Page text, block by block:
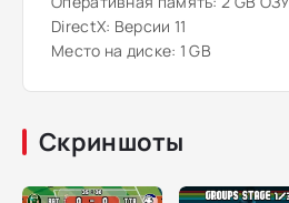
DirectX: Версии 11
Место на диске: 1 GB
Скриншоты